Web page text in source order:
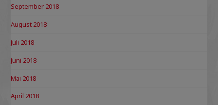
September 2018
August 2018
Juli 2018
Juni 2018
Mai 2018
April 2018